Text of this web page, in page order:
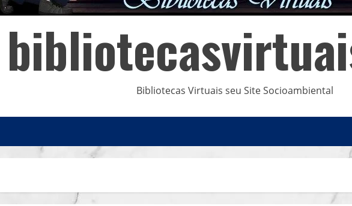
Bibliotecas Virtuais seu Site Socioambiental